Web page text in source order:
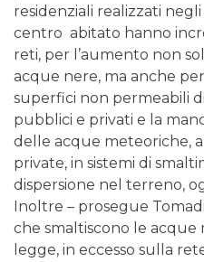
residenziali realizzati
centro abitato hanno
reti, per l’aumento non
acque nere, ma anche
superfici non permeabili
pubblici e privati e la
delle acque meteoriche,
private, in sistemi di
dispersione nel terreno,
Inoltre – prosegue
che smaltiscono le acque
legge, in eccesso sulla